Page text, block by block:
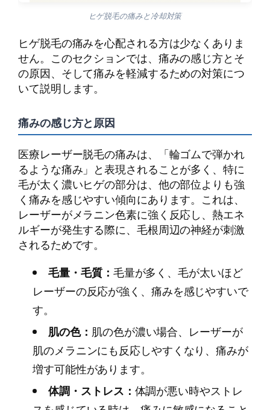
ヒゲ脱毛の痛みと冷却対策
ヒゲ脱毛の痛みを心配される方は少なくありま
せん。このセクションでは、痛みの感じ方とそ
の原因、そして痛みを軽減するための対策につ
いて説明します。
痛みの感じ方と原因
医療レーザー脱毛の痛みは、「輪ゴムで弾かれ
るような痛み」と表現されることが多く、特に
毛が太く濃いヒゲの部分は、他の部位よりも強
く痛みを感じやすい傾向にあります。これは、
レーザーがメラニン色素に強く反応し、熱エネ
ルギーが発生する際に、毛根周辺の神経が刺激
されるためです。
毛量・毛質： 毛量が多く、毛が太いほど
レーザーの反応が強く、痛みを感じやすいで
す。
肌の色： 肌の色が濃い場合、レーザーが
肌のメラニンにも反応しやすくなり、痛みが
増す可能性があります。
体調・ストレス： 体調が悪い時やストレ